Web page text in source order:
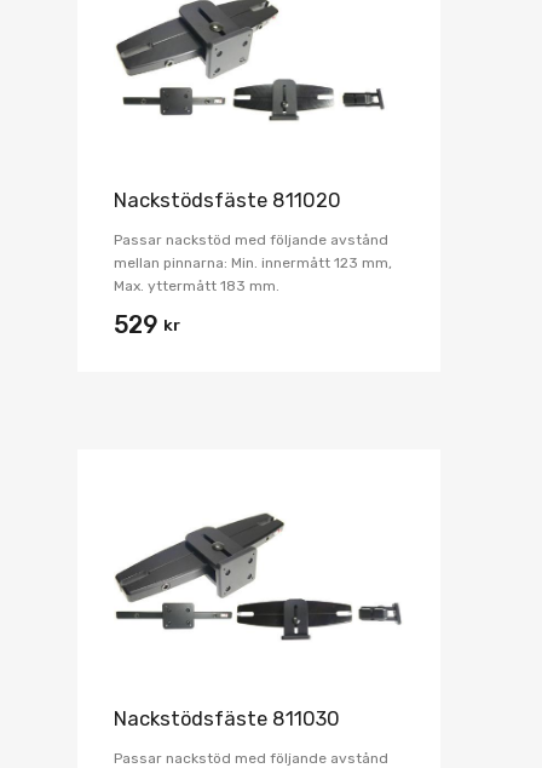
Nackstödsfäste 811020
Passar nackstöd med följande avstånd
mellan pinnarna: Min. innermått 123 mm,
Max. yttermått 183 mm.
529 kr
Nackstödsfäste 811030
Passar nackstöd med följande avstånd